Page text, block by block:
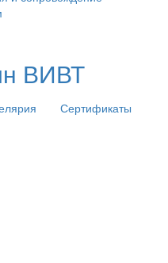
ВИВТ
Сертификаты